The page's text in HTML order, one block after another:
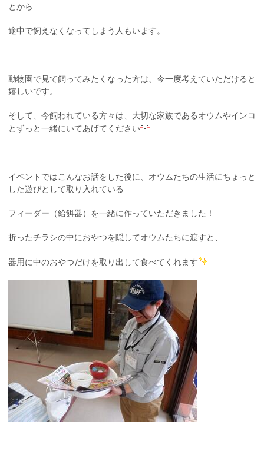
とから
途中で飼えなくなってしまう人もいます。
動物園で見て飼ってみたくなった方は、今一度考えていただけると
嬉しいです。
そして、今飼われている方々は、大切な家族であるオウムやインコ
とずっと一緒にいてあげてください
イベントではこんなお話をした後に、オウムたちの生活にちょっと
した遊びとして取り入れている
フィーダー（給餌器）を一緒に作っていただきました！
折ったチラシの中におやつを隠してオウムたちに渡すと、
器用に中のおやつだけを取り出して食べてくれます